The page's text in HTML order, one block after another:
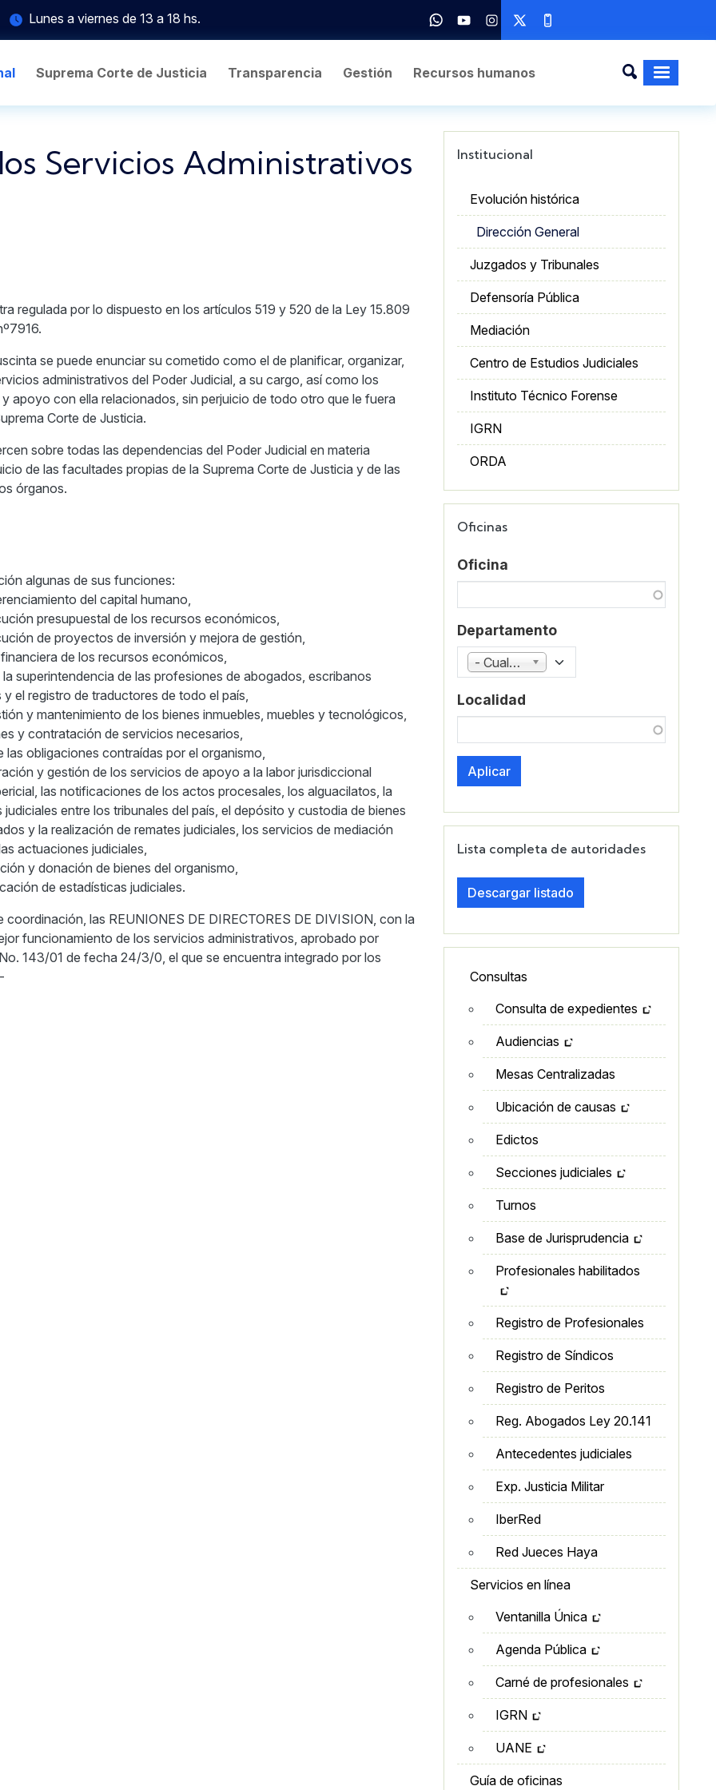
Lunes a viernes de 13 a 18 hs.
Suprema Corte de Justicia Transparencia Gestión Recursos humanos
Servicios Administrativos
regulada por lo dispuesto en los artículos 519 y 520 de la Ley 15.809
se puede enunciar su cometido como el de planificar, organizar,
administrativos del Poder Judicial, a su cargo, así como los
apoyo con ella relacionados, sin perjuicio de todo otro que le fuera
Corte de Justicia.
sobre todas las dependencias del Poder Judicial en materia
de las facultades propias de la Suprema Corte de Justicia y de las
órganos.
algunas de sus funciones:
del capital humano,
presupuestal de los recursos económicos,
de proyectos de inversión y mejora de gestión,
de los recursos económicos,
superintendencia de las profesiones de abogados, escribanos
el registro de traductores de todo el país,
y mantenimiento de los bienes inmuebles, muebles y tecnológicos,
y contratación de servicios necesarios,
las obligaciones contraídas por el organismo,
y gestión de los servicios de apoyo a la labor jurisdiccional
las notificaciones de los actos procesales, los alguacilatos, la
entre los tribunales del país, el depósito y custodia de bienes
y la realización de remates judiciales, los servicios de mediación
actuaciones judiciales,
y donación de bienes del organismo,
de estadísticas judiciales.
las REUNIONES DE DIRECTORES DE DIVISION, con la
funcionamiento de los servicios administrativos, aprobado por
143/01 de fecha 24/3/0, el que se encuentra integrado por los
Institucional
Evolución histórica
Dirección General
Juzgados y Tribunales
Defensoría Pública
Mediación
Centro de Estudios Judiciales
Instituto Técnico Forense
IGRN
ORDA
Oficinas
Oficina
Departamento
- Cualquiera -
Localidad
Aplicar
Lista completa de autoridades
Descargar listado
Lateral - Menú secundario
Consultas
Consulta de expedientes
Audiencias
Mesas Centralizadas
Ubicación de causas
Edictos
Secciones judiciales
Turnos
Base de Jurisprudencia
Profesionales habilitados
Registro de Profesionales
Registro de Síndicos
Registro de Peritos
Reg. Abogados Ley 20.141
Antecedentes judiciales
Exp. Justicia Militar
IberRed
Red Jueces Haya
Servicios en línea
Ventanilla Única
Agenda Pública
Carné de profesionales
IGRN
UANE
Guía de oficinas